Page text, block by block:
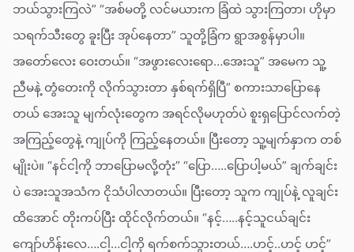
ဘယ်သွားကြလဲ” “အစ်မတို့ လင်မယားက ခြံထဲ သွားကြတာ၊ ဟိုမှာ
သရက်သီးတွေ ခူးပြီး အုပ်နေတာ” သူတို့ခြံက ရွာအစွန်မှာပါ။
အတော်လေး ဝေးတယ်။ “အဖွားလေးရော…အေးသူ” အမေက သူ့
ညီမနဲ့ တွံတေးကို လိုက်သွားတာ နှစ်ရက်ရှိပြီ” စကားသာပြောနေ
တယ် အေးသူ မျက်လုံးတွေက အရင်လိုမဟုတ်ပဲ စူးရှပြောင်လက်တဲ့
အကြည့်တွေနဲ့ ကျုပ်ကို ကြည့်နေတယ်။ ပြီးတော့ သူ့မျက်နှာက တစ်
မျိုးပဲ။ “နင်ငါ့ကို ဘာပြောမလို့တုံး” “ပြော…..ပြောပါ့မယ်” ချက်ချင်း
ပဲ အေးသူအသံက ငိုသံပါလာတယ်။ ပြီးတော့ သူက ကျုပ်နဲ့ လူချင်း
ထိအောင် တိုးကပ်ပြီး ထိုင်လိုက်တယ်။ “နင့်…..နင့်သူငယ်ချင်း
ကျော်ဟိန်းလေ….ငါ့…ငါ့ကို ရက်စက်သွားတယ်….ဟင့်..ဟင့် ဟင့်”